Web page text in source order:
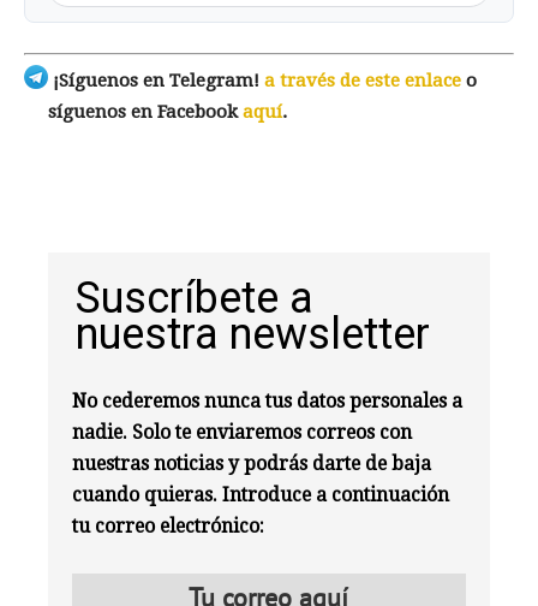
¡Síguenos en Telegram! a través de este enlace o
síguenos en Facebookaquí.
Suscríbete a
nuestra newsletter
No cederemos nunca tus datos personales a
nadie. Solo te enviaremos correos con
nuestras noticias y podrás darte de baja
cuando quieras. Introduce a continuación
tu correo electrónico: